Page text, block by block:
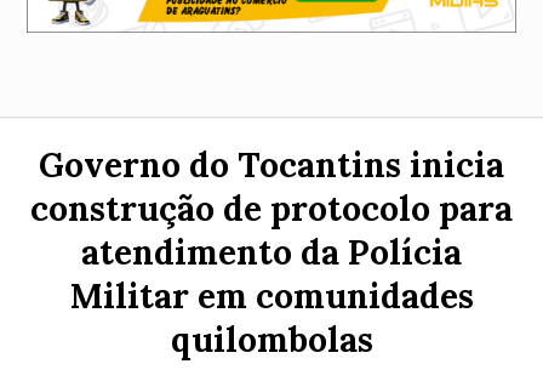
Governo do Tocantins inicia
construção de protocolo para
atendimento da Polícia
Militar em comunidades
quilombolas